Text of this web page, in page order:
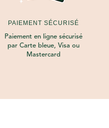
PAIEMENT SÉCURISÉ
Paiement en ligne sécurisé
par Carte bleue, Visa ou
Mastercard